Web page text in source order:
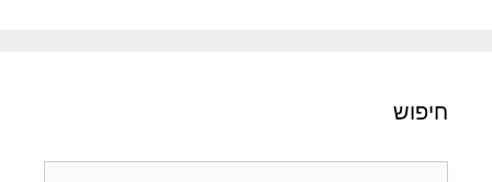
חיפוש